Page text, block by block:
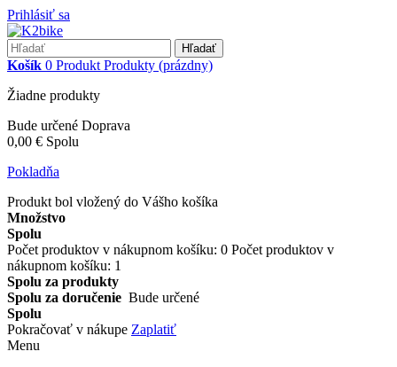
Prihlásiť sa
Hľadať
Košík 0 Produkt Produkty (prázdny)
Žiadne produkty
Bude určené Doprava
0,00 € Spolu
Pokladňa
Produkt bol vložený do Vášho košíka
Množstvo
Spolu
Počet produktov v nákupnom košíku: 0 Počet produktov v
nákupnom košíku: 1
Spolu za produkty
Spolu za doručenie Bude určené
Spolu
Pokračovať v nákupe Zaplatiť
Menu